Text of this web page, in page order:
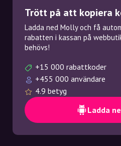
Trött på att kopiera
Ladda ned Molly och få
rabatten i kassan på
behövs!
+15 000 rabattkoder
+455 000 användare
4.9 betyg
Ladda